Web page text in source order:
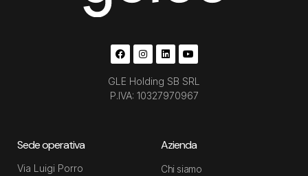
GLE Holding SB SRL
P.IVA: 10327970967
Sede operativa
Via Luigi Porro
Azienda
Chi siamo